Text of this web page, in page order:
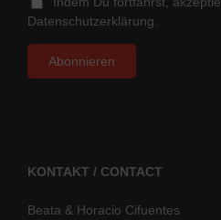
Datenschutzerklärung.
KONTAKT / CONTACT
Beata & Horacio Cifuentes